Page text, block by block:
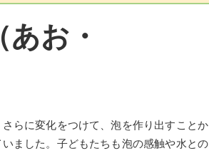
お・
らに変化をつけて、泡を作り出すことか
ました。子どもたちも泡の感触や水との